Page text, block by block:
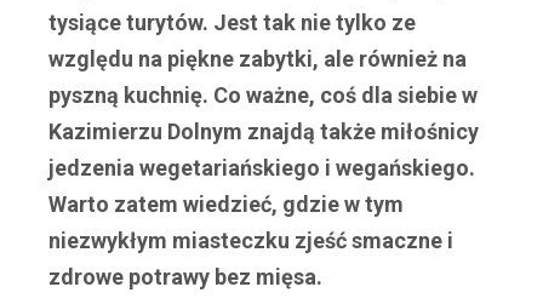
tysiące turytów. Jest tak nie tylko ze
względu na piękne zabytki, ale również na
pyszną kuchnię. Co ważne, coś dla siebie w
Kazimierzu Dolnym znajdą także miłośnicy
jedzenia wegetariańskiego i wegańskiego.
Warto zatem wiedzieć, gdzie w tym
niezwykłym miasteczku zjeść smaczne i
zdrowe potrawy bez mięsa.